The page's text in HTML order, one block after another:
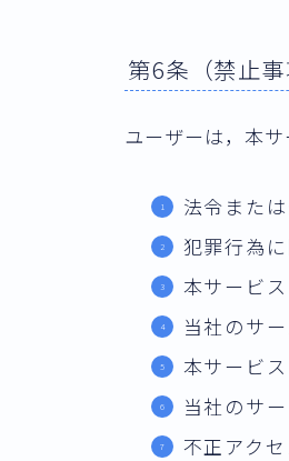
第6条（禁止事
ユーザーは，本
法令また
犯罪行為
本サービ
当社のサ
本サービ
当社のサ
不正アク